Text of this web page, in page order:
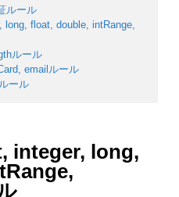
ルール
long, float, double, intRange,
ルール
emailルール
ール
integer, long,